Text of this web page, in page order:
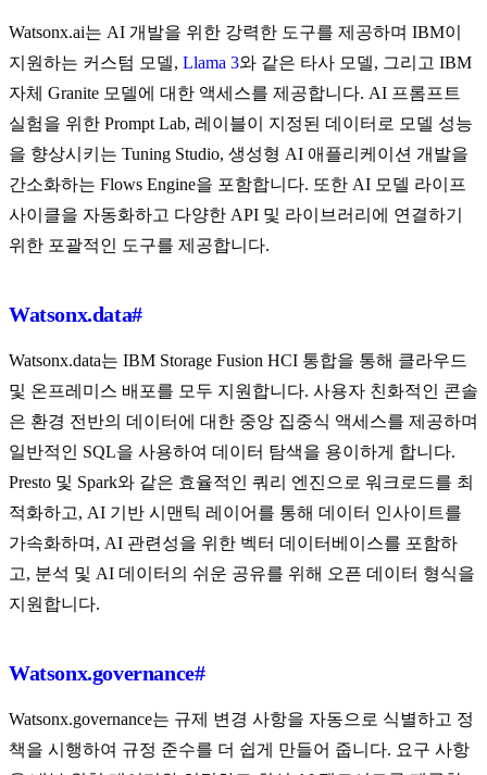
Watsonx.ai는 AI 개발을 위한 강력한 도구를 제공하며 IBM이
지원하는 커스텀 모델, Llama 3와 같은 타사 모델, 그리고 IBM
자체 Granite 모델에 대한 액세스를 제공합니다. AI 프롬프트
실험을 위한 Prompt Lab, 레이블이 지정된 데이터로 모델 성능
을 향상시키는 Tuning Studio, 생성형 AI 애플리케이션 개발을
간소화하는 Flows Engine을 포함합니다. 또한 AI 모델 라이프
사이클을 자동화하고 다양한 API 및 라이브러리에 연결하기
위한 포괄적인 도구를 제공합니다.
Watsonx.data#
Watsonx.data는 IBM Storage Fusion HCI 통합을 통해 클라우드
및 온프레미스 배포를 모두 지원합니다. 사용자 친화적인 콘솔
은 환경 전반의 데이터에 대한 중앙 집중식 액세스를 제공하며
일반적인 SQL을 사용하여 데이터 탐색을 용이하게 합니다.
Presto 및 Spark와 같은 효율적인 쿼리 엔진으로 워크로드를 최
적화하고, AI 기반 시맨틱 레이어를 통해 데이터 인사이트를
가속화하며, AI 관련성을 위한 벡터 데이터베이스를 포함하
고, 분석 및 AI 데이터의 쉬운 공유를 위해 오픈 데이터 형식을
지원합니다.
Watsonx.governance#
Watsonx.governance는 규제 변경 사항을 자동으로 식별하고 정
책을 시행하여 규정 준수를 더 쉽게 만들어 줍니다. 요구 사항